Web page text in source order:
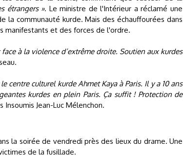
étrangers ». Le ministre de l'Intérieur a réclamé une
la communauté kurde. Mais des échauffourées dans
manifestants et des forces de l'ordre.
à la violence d’extrême droite. Soutien aux kurdes
centre culturel kurde Ahmet Kaya à Paris. Il y a 10 ans
kurdes en plein Paris. Ça suffit ! Protection de
Insoumis Jean-Luc Mélenchon.
la soirée de vendredi près des lieux du drame. Une
de la fusillade.